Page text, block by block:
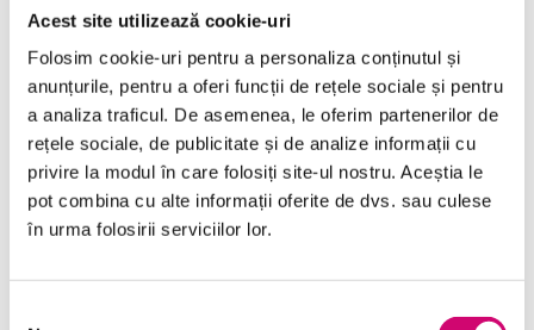
Acest site utilizează cookie-uri
Folosim cookie-uri pentru a personaliza conținutul și
anunțurile, pentru a oferi funcții de rețele sociale și pentru
a analiza traficul. De asemenea, le oferim partenerilor de
rețele sociale, de publicitate și de analize informații cu
privire la modul în care folosiți site-ul nostru. Aceștia le
pot combina cu alte informații oferite de dvs. sau culese
în urma folosirii serviciilor lor.
Categorii de Cursuri